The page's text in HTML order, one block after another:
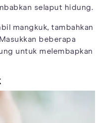
selaput hidung.
mangkuk, tambahkan
beberapa
untuk melembapkan